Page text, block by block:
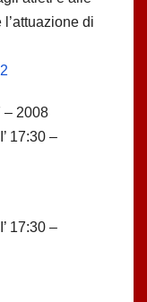
di
– 2008
17:30 –
17:30 –